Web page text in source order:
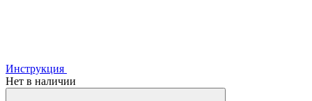
Инструкция
Нет в наличии